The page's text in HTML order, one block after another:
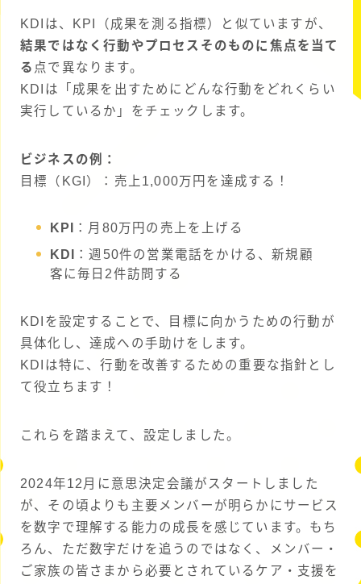
KDIは、KPI（成果を測る指標）と似ていますが、
結果ではなく行動やプロセスそのものに焦点を当て
る 点で異なります。
KDIは「成果を出すためにどんな行動をどれくらい
実行しているか」をチェックします。
ビジネスの例：
目標（KGI）：売上1,000万円を達成する！
KPI
：月80万円の売上を上げる
KDI
：週50件の営業電話をかける、新規顧
客に毎日2件訪問する
KDIを設定することで、目標に向かうための行動が
具体化し、達成への手助けをします。
KDIは特に、行動を改善するための重要な指針とし
て役立ちます！
これらを踏まえて、設定しました。
2024年12月に意思決定会議がスタートしました
が、その頃よりも主要メンバーが明らかにサービス
を数字で理解する能力の成長を感じています。もち
ろん、ただ数字だけを追うのではなく、メンバー・
ご家族の皆さまから必要とされているケア・支援を